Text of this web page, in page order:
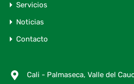
Servicios
Noticias
Contacto
Cali - Palmaseca, Valle del